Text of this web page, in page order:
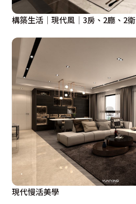
構築生活│現代風│3房、2廳、2衛
現代慢活美學